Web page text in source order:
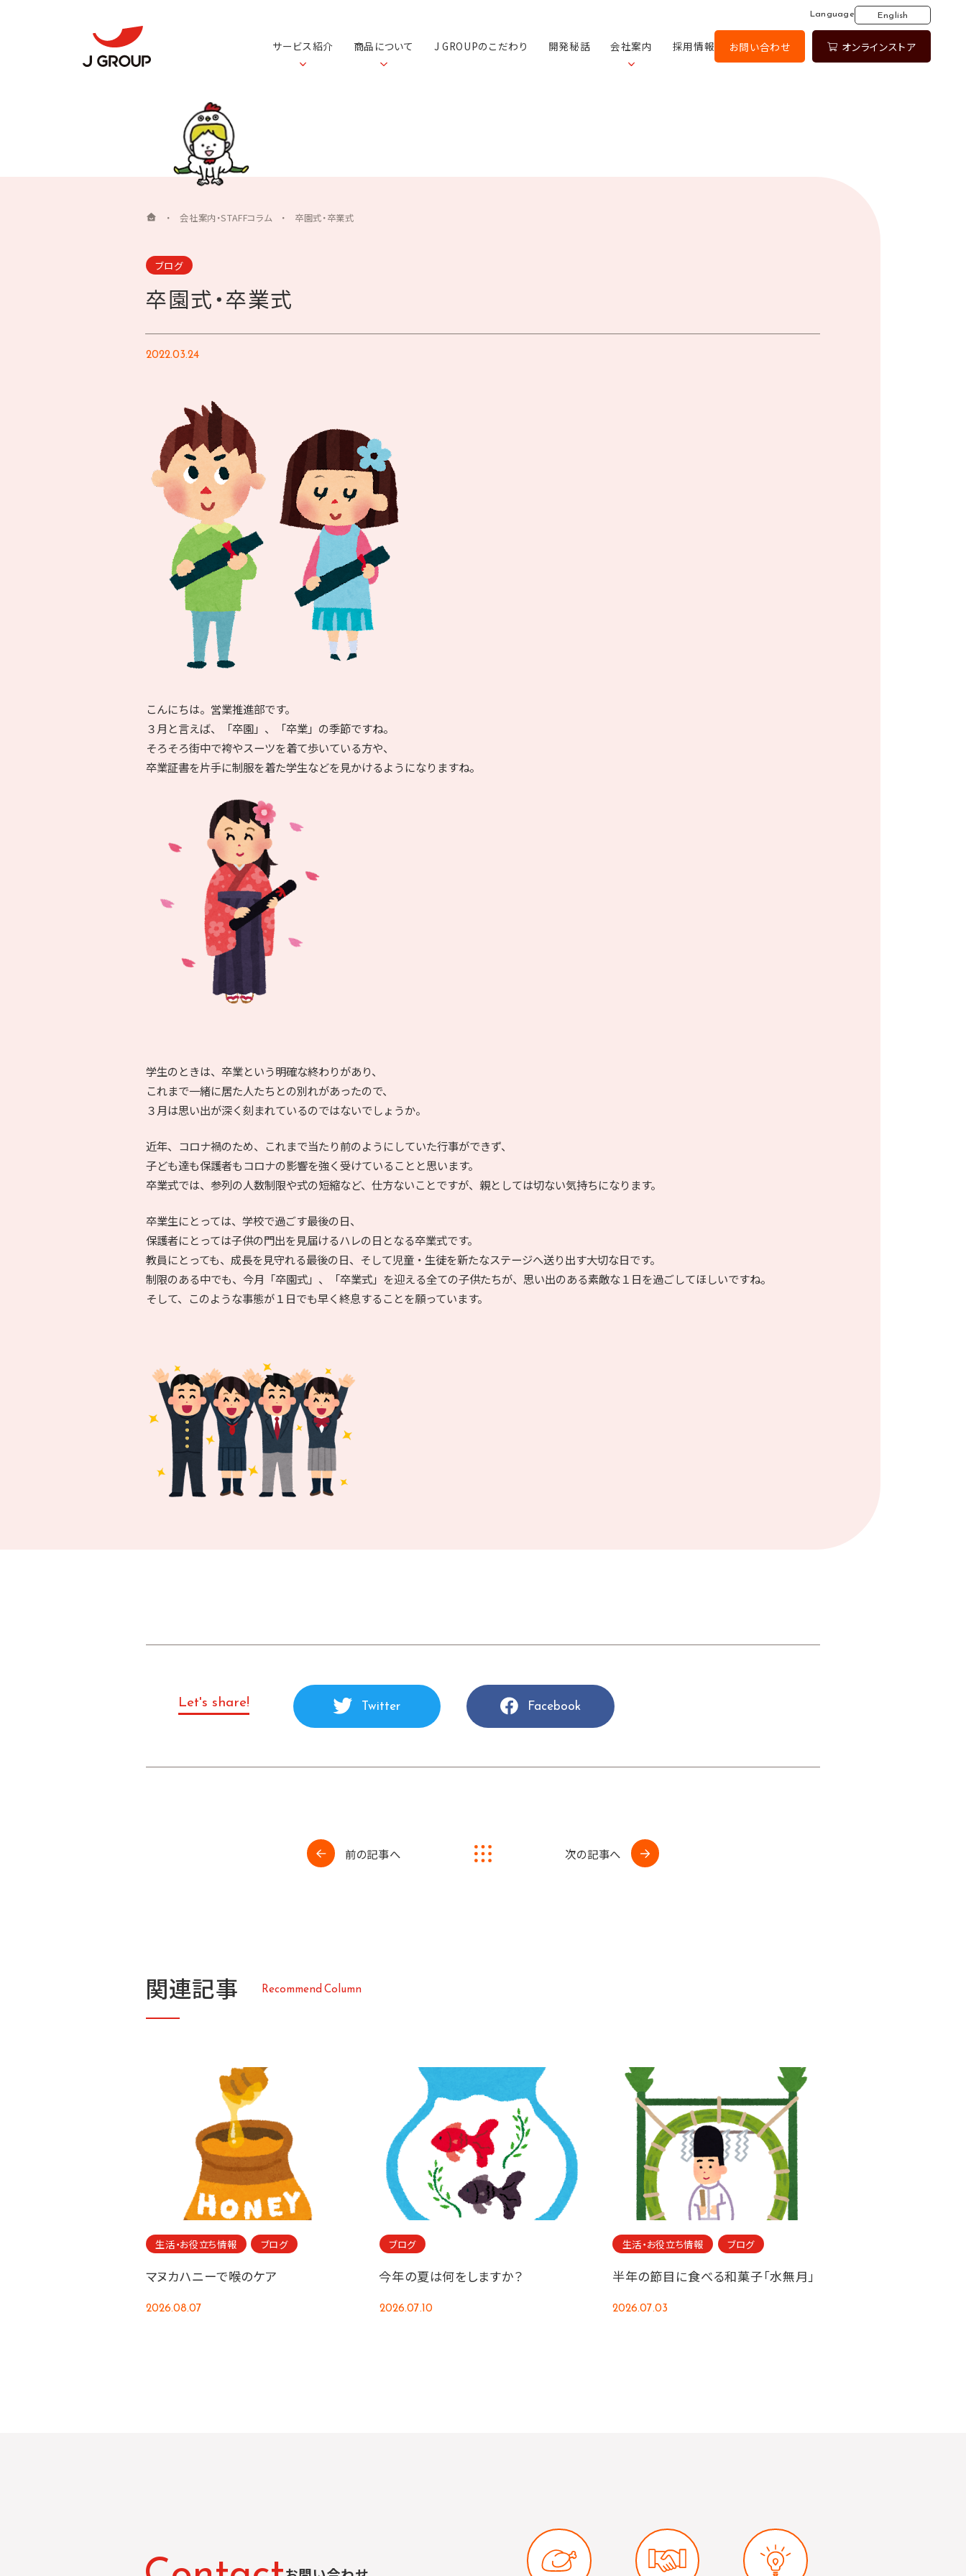
Language English
サービス紹介 商品について J GROUPのこだわり 開発秘話 会社案内 採用情報 お問い合わせ オンラインストア
・会社案内・STAFFコラム・ 卒園式・卒業式
ブログ
卒園式・卒業式
2022.03.24
こんにちは。営業推進部です。
３月と言えば、「卒園」、「卒業」の季節ですね。
そろそろ街中で袴やスーツを着て歩いている方や、
卒業証書を片手に制服を着た学生などを見かけるようになりますね。
学生のときは、卒業という明確な終わりがあり、
これまで一緒に居た人たちとの別れがあったので、
３月は思い出が深く刻まれているのではないでしょうか。
近年、コロナ禍のため、これまで当たり前のようにしていた行事ができず、
子ども達も保護者もコロナの影響を強く受けていることと思います。
卒業式では、参列の人数制限や式の短縮など、仕方ないことですが、親としては切ない気持ちになります。
卒業生にとっては、学校で過ごす最後の日、
保護者にとっては子供の門出を見届けるハレの日となる卒業式です。
教員にとっても、成長を見守れる最後の日、そして児童・生徒を新たなステージへ送り出す大切な日です。
制限のある中でも、今月「卒園式」、「卒業式」を迎える全ての子供たちが、思い出のある素敵な１日を過ごしてほしいですね。
そして、このような事態が１日でも早く終息することを願っています。
Let's share! Twitter Facebook
前の記事へ 次の記事へ
関連記事 Recommend Co umn
生活・お役立ち情報 ブログ
マヌカハニーで喉のケア
2026.08.07
ブログ
今年の夏は何をしますか？
2026.07.10
生活・お役立ち情報 ブログ
半年の節目に食べる和菓子「水無月」
2026.07.03